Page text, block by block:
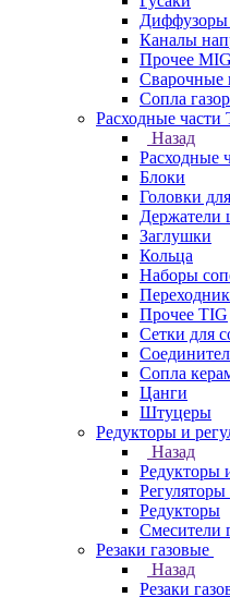
Диффузоры
Каналы
Прочее MIG
Сварочные
Сопла
Расходные части
Назад
Расходные
Блоки
Головки
Держатели
Заглушки
Кольца
Наборы
Прочее TIG
Сетки для
Сопла
Цанги
Штуцеры
Редукторы и
Назад
Редукторы
Регуляторы
Редукторы
Смесители
Резаки газовые
Назад
Резаки